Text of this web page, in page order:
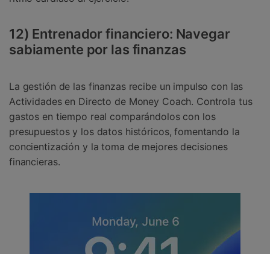
12) Entrenador financiero: Navegar
sabiamente por las finanzas
La gestión de las finanzas recibe un impulso con las
Actividades en Directo de Money Coach. Controla tus
gastos en tiempo real comparándolos con los
presupuestos y los datos históricos, fomentando la
concientización y la toma de mejores decisiones
financieras.